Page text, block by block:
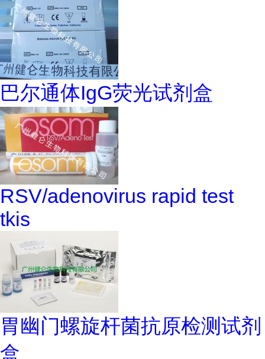
巴尔通体IgG荧光试剂盒
RSV/adenovirus rapid test
tkis
胃幽门螺旋杆菌抗原检测试剂
盒